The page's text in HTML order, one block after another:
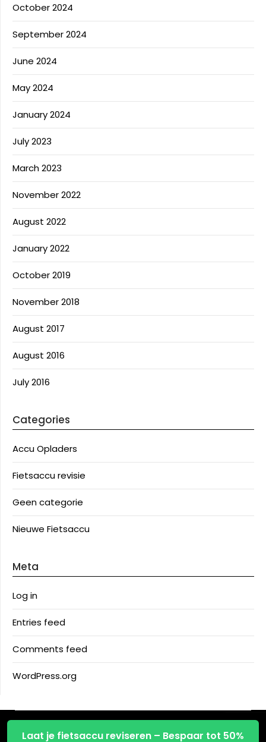
October 2024
September 2024
June 2024
May 2024
January 2024
July 2023
March 2023
November 2022
August 2022
January 2022
October 2019
November 2018
August 2017
August 2016
July 2016
Categories
Accu Opladers
Fietsaccu revisie
Geen categorie
Nieuwe Fietsaccu
Meta
Log in
Entries feed
Comments feed
WordPress.org
©2026 Fietsaccu reparatie
Laat je fietsaccu reviseren – Bespaar tot 50%